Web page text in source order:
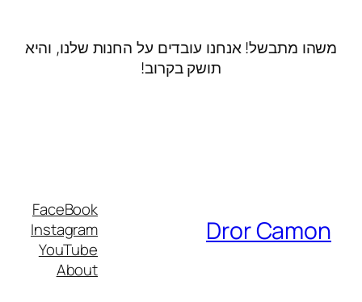
משהו מתבשל! אנחנו עובדים על החנות שלנו, והיא
תושק בקרוב!
Dror Camon
FaceBook
Instagram
YouTube
About